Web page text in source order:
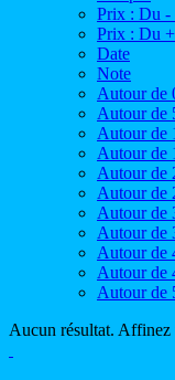
Prix : Du -
Prix : Du
Date
Note
Autour de
Autour de
Autour de
Autour de
Autour de
Autour de
Autour de
Autour de
Autour de
Autour de
Autour de
Aucun résultat. Affinez